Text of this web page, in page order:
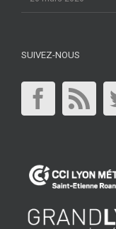
SUIVEZ-NOUS